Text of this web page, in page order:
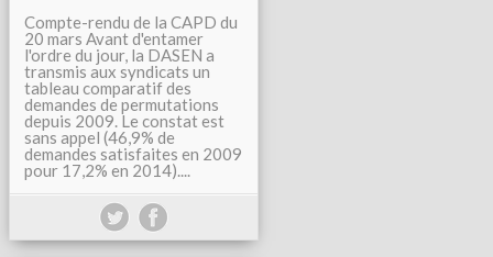
Compte-rendu de la CAPD du
20 mars Avant d'entamer
l'ordre du jour, la DASEN a
transmis aux syndicats un
tableau comparatif des
demandes de permutations
depuis 2009. Le constat est
sans appel (46,9% de
demandes satisfaites en 2009
pour 17,2% en 2014)....